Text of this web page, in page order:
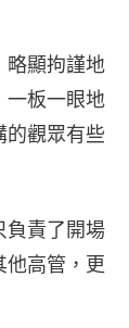
略顯拘謹地
一板一眼地
的觀眾有些
負責了開場
他高管，更